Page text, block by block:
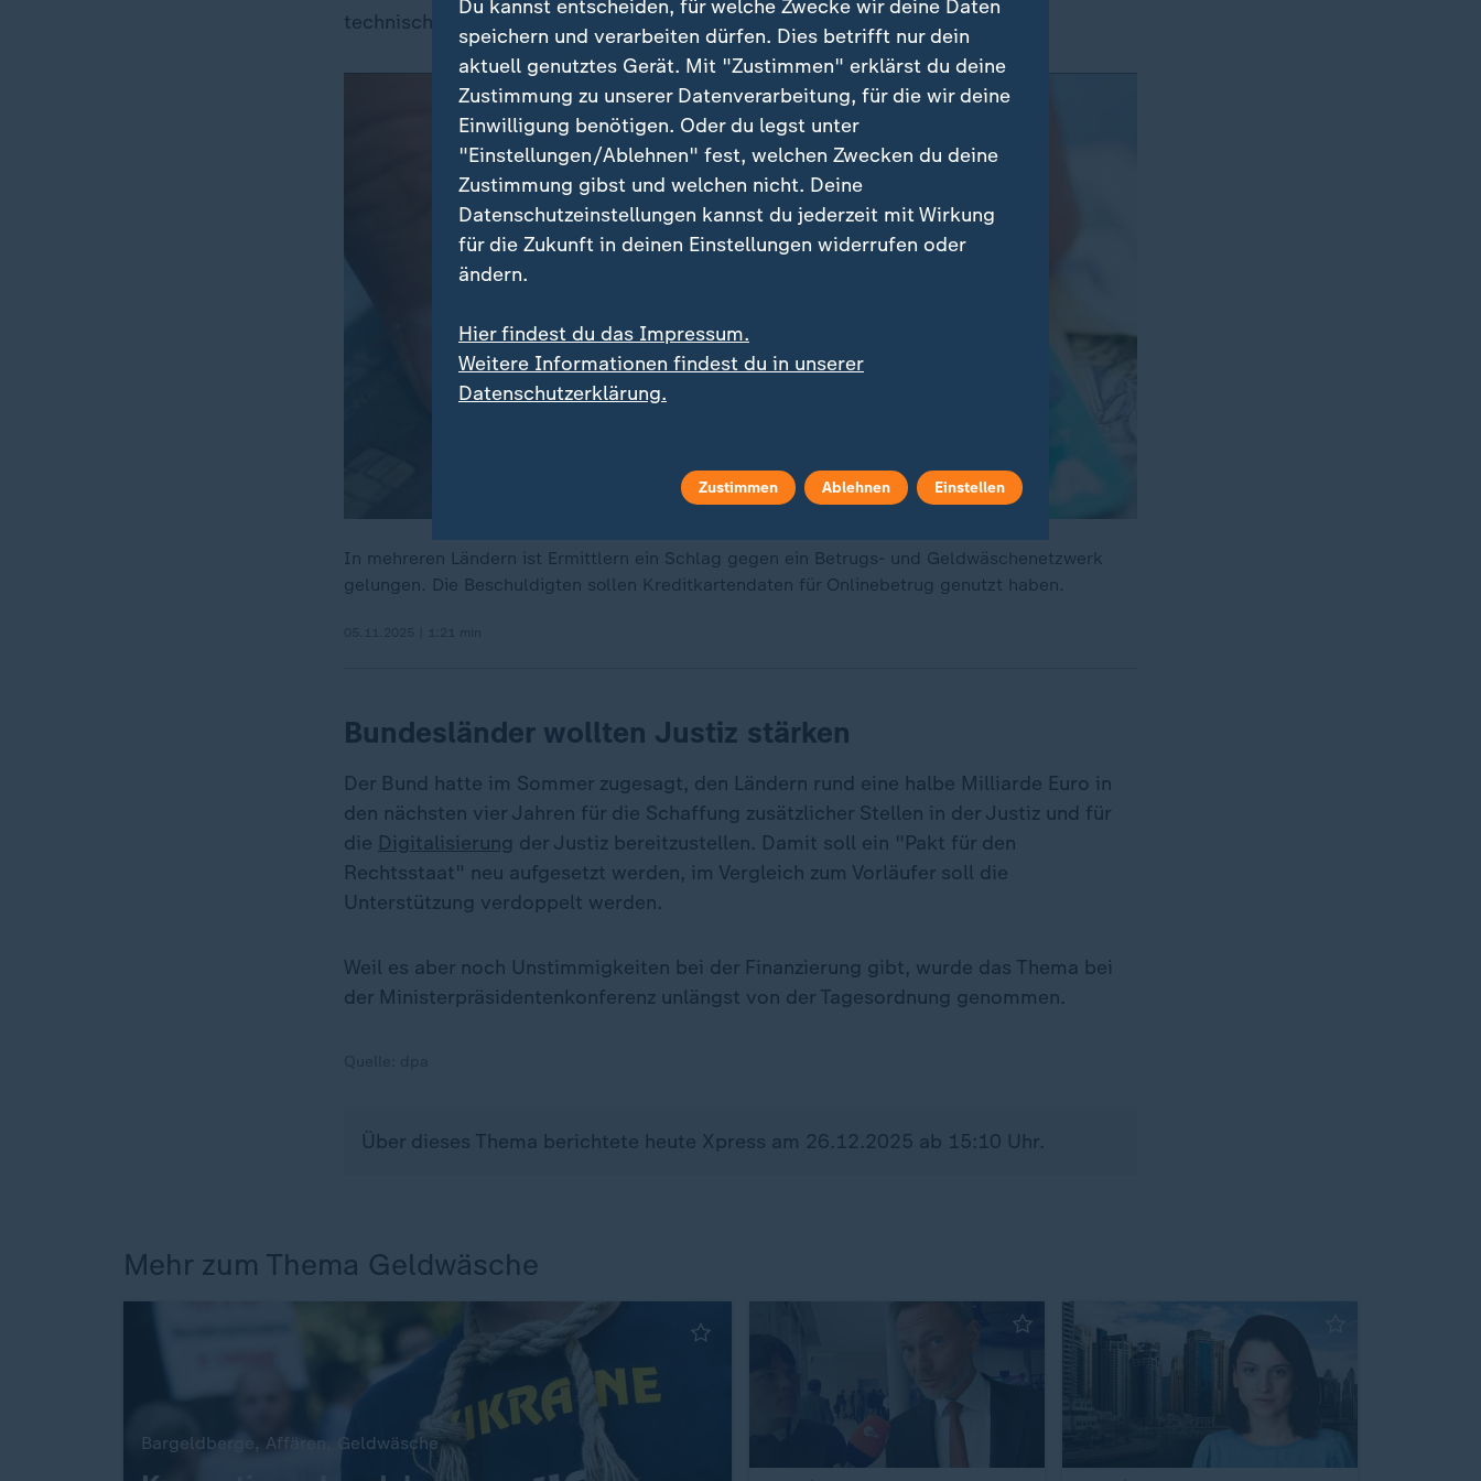
technisch schlecht ausgestatteten Strafverfolgungsbehörden zu tun hätten.
In mehreren Ländern ist Ermittlern ein Schlag gegen ein Betrugs- und Geldwäschenetzwerk
gelungen. Die Beschuldigten sollen Kreditkartendaten für Onlinebetrug genutzt haben.
Bundesländer wollten Justiz stärken
Der Bund hatte im Sommer zugesagt, den Ländern rund eine halbe Milliarde Euro in
den nächsten vier Jahren für die Schaffung zusätzlicher Stellen in der Justiz und für
die Digitalisierung der Justiz bereitzustellen. Damit soll ein "Pakt für den
Rechtsstaat" neu aufgesetzt werden, im Vergleich zum Vorläufer soll die
Unterstützung verdoppelt werden.
Weil es aber noch Unstimmigkeiten bei der Finanzierung gibt, wurde das Thema bei
der Ministerpräsidentenkonferenz unlängst von der Tagesordnung genommen.
Über dieses Thema berichtete heute Xpress am 26.12.2025 ab 15:10 Uhr.
Mehr zum Thema Geldwäsche
Bargeldberge, Affären, Geldwäsche
:
Du kannst entscheiden, für welche Zwecke wir deine Daten
speichern und verarbeiten dürfen. Dies betrifft nur dein
aktuell genutztes Gerät. Mit "Zustimmen" erklärst du deine
Zustimmung zu unserer Datenverarbeitung, für die wir deine
Einwilligung benötigen. Oder du legst unter
"Einstellungen/Ablehnen" fest, welchen Zwecken du deine
Zustimmung gibst und welchen nicht. Deine
Datenschutzeinstellungen kannst du jederzeit mit Wirkung
für die Zukunft in deinen Einstellungen widerrufen oder
ändern.
Hier findest du das Impressum.
Weitere Informationen findest du in unserer
Datenschutzerklärung.
Zustimmen Ablehnen Einstellen